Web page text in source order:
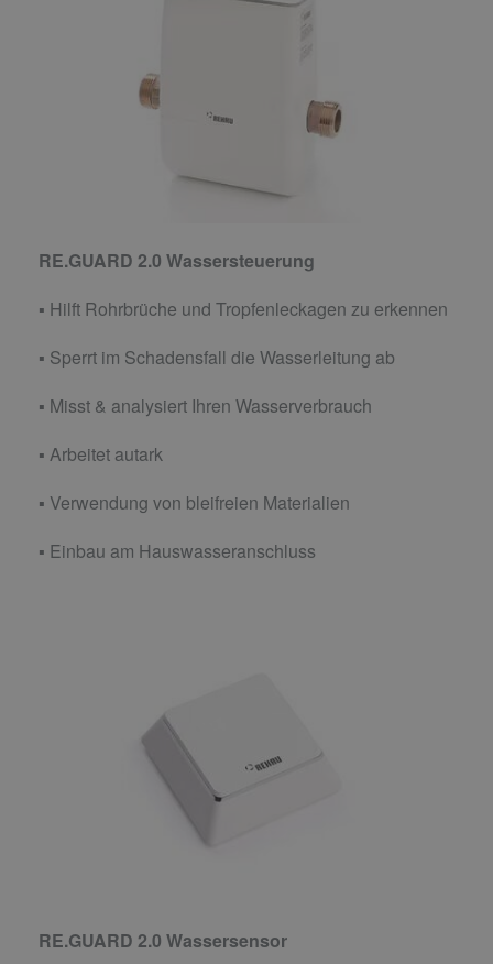
RE.GUARD 2.0 Wassersteuerung
▪ Hilft Rohrbrüche und Tropfenleckagen zu erkennen
▪ Sperrt im Schadensfall die Wasserleitung ab
▪ Misst & analysiert Ihren Wasserverbrauch
▪ Arbeitet autark
▪ Verwendung von bleifreien Materialien
▪ Einbau am Hauswasseranschluss
RE.GUARD 2.0 Wassersensor